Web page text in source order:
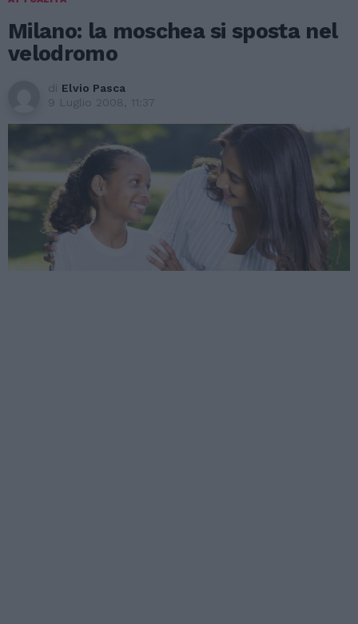
Milano: la moschea si sposta nel
velodromo
di Elvio Pasca
9 Luglio 2008, 11:37